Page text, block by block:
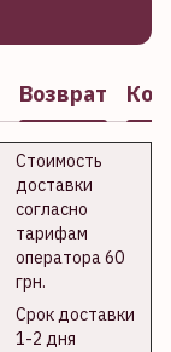
Возврат
Стоимость
доставки
согласно
тарифам
оператора 60
грн.
Срок доставки
1-2 дня